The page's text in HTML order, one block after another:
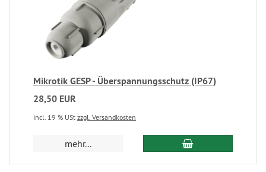
Mikrotik GESP - Überspannungsschutz (IP67)
28,50 EUR
incl. 19 % USt zzgl. Versandkosten
mehr...